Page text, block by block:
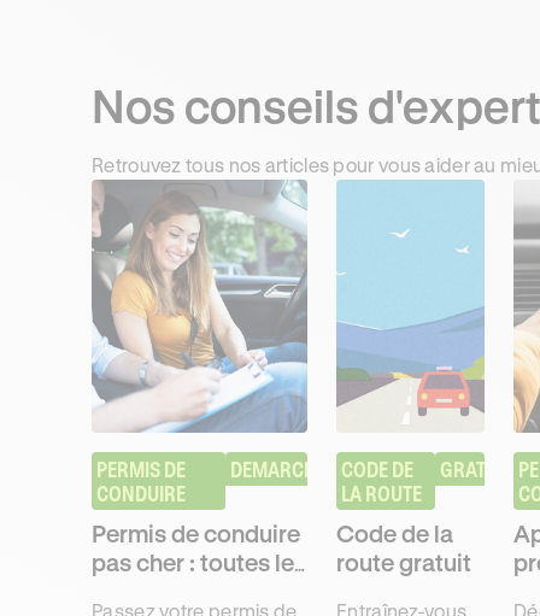
Nos conseils
Retrouvez tous nos articles pour vous aider au
PERMIS DE
CONDUIRE
DEMARCHES
Permis de conduire
pas cher : toutes les
Passez votre permis de
CODE DE
LA ROUTE
GRATUIT
Code de la
route gratuit
Entraînez-vous